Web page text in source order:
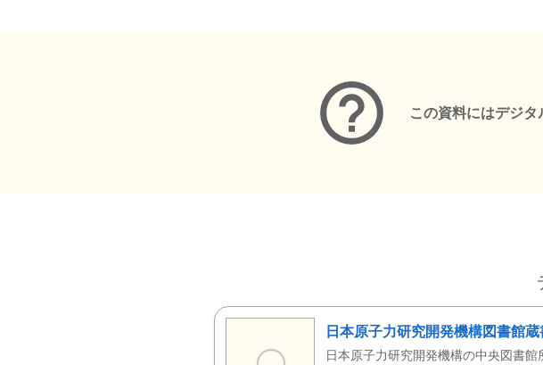
この資料にはデジタ
日本原子力研究開発機構図書館蔵
日本原子力研究開発機構の中央図書